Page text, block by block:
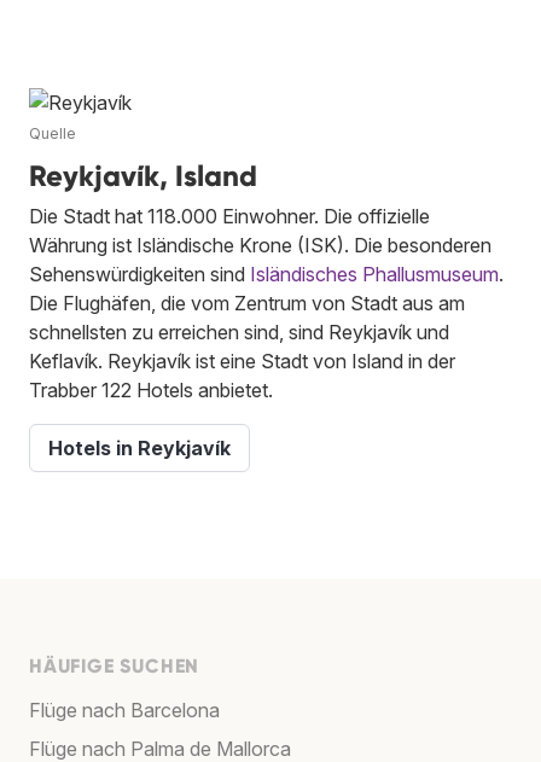
Quelle
Reykjavík, Island
Die Stadt hat 118.000 Einwohner. Die offizielle
Währung ist Isländische Krone (ISK). Die besonderen
Sehenswürdigkeiten sind Isländisches Phallusmuseum.
Die Flughäfen, die vom Zentrum von Stadt aus am
schnellsten zu erreichen sind, sind Reykjavík und
Keflavík. Reykjavík ist eine Stadt von Island in der
Trabber 122 Hotels anbietet.
Hotels in Reykjavík
HÄUFIGE SUCHEN
Flüge nach Barcelona
Flüge nach Palma de Mallorca